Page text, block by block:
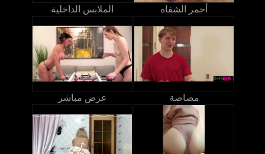
الملابس الداخلية أحمر الشفاه
عرض مباشر مصاصة